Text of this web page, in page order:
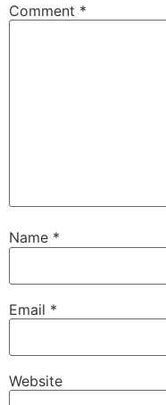
Comment *
Name *
Email *
Website